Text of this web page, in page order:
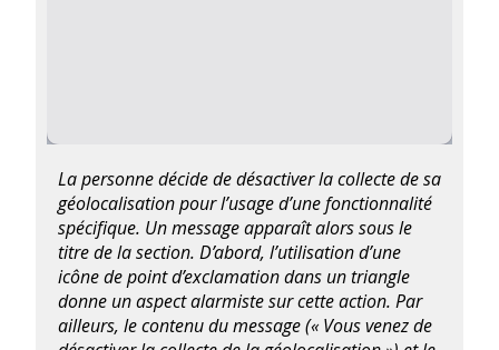
La personne décide de désactiver la collecte de sa
géolocalisation pour l’usage d’une fonctionnalité
spécifique. Un message apparaît alors sous le
titre de la section. D’abord, l’utilisation d’une
icône de point d’exclamation dans un triangle
donne un aspect alarmiste sur cette action. Par
ailleurs, le contenu du message (« Vous venez de